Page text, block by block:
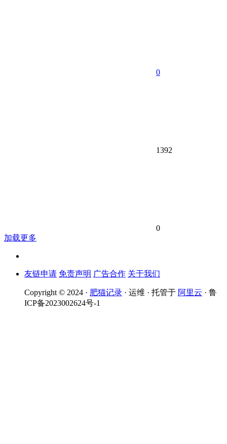
0
1392
0
加载更多
友链申请 免责声明 广告合作 关于我们
Copyright © 2024 · 肥猫记录 · 运维 · 托管于 阿里云 · 鲁
ICP备2023002624号-1